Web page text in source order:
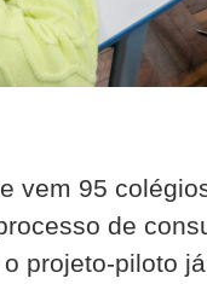
vem 95
de
projeto-piloto